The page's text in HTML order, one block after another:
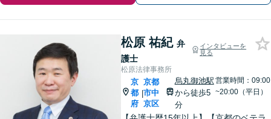
松原 祐紀 弁
護士
インタビューを
見る
松原法律事務所
京
都
府
|
京都
市中
京区
烏丸御池駅
から徒歩5
分
営業時間：09:00
~20:00（平日）